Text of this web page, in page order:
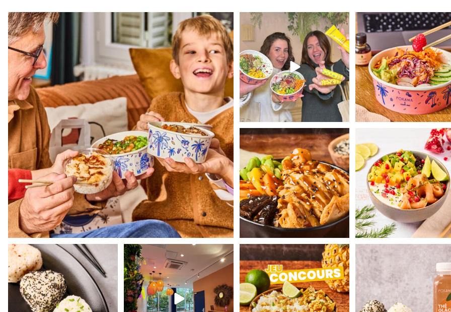
Notre gamme chaude rassemble 🥰 Nos Hot Pokés et... JEU CONCOURS POKAWA x BEESLINE
🐝 😍
...
Le poké qui met tout le
d’accord 😍​
...
Affronte le froid en dégustant notre
Tériyaki Hot...
Le Gravlax Poké et son
mariné à l`aneth 😍​...
Toujours pas gouté nos Onigiris ?
🍙​
Nos...
Plonge dans l’univers Pokawa avec
nos shops et
JEU CONCOURS POKAWA 🌴​
Aujourd’hui POKAWA...
Let’s snack together ! 🌈​
Retrouve notre